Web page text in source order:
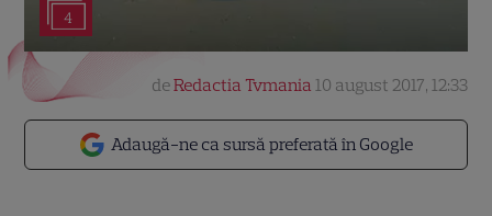
4
Adaugă-ne ca sursă preferată în Google
deRedactia Tvmania 10 august 2017, 12:33